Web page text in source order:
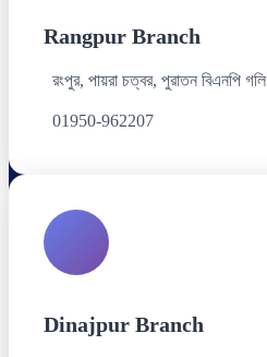
Rangpur Branch
রংপুর, পায়রা চত্বর, পুরাতন বিএনপি গলি
01950-962207
Dinajpur Branch